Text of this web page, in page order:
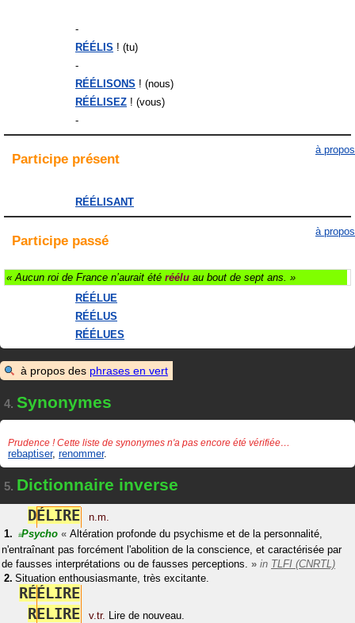
-
RÉÉLIS ! (tu)
-
RÉÉLISONS ! (nous)
RÉÉLISEZ ! (vous)
-
Participe présent
à propos
RÉÉLISANT
Participe passé
à propos
« Aucun roi de France n’aurait été réélu au bout de sept ans. »
RÉÉLUE
RÉÉLUS
RÉÉLUES
à propos des phrases en vert
4. Synonymes
Prudence ! Cette liste de synonymes n'a pas encore été vérifiée…
rebaptiser, renommer.
5. Dictionnaire inverse
DÉLIRE n.m.
#Psycho « Altération profonde du psychisme et de la personnalité,
n'entraînant pas forcément l'abolition de la conscience, et caractérisée par
de fausses interprétations ou de fausses perceptions. » in TLFI (CNRTL)
Situation enthousiasmante, très excitante.
RÉÉLIRE
RELIRE v.tr. Lire de nouveau.